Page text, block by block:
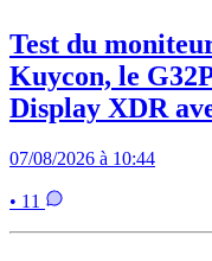
Test du
Kuycon, le
Display XDR
07/08/2026 à 10:44
• 11